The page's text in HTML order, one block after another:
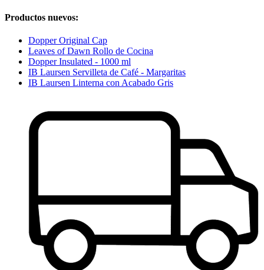
Productos nuevos:
Dopper Original Cap
Leaves of Dawn Rollo de Cocina
Dopper Insulated - 1000 ml
IB Laursen Servilleta de Café - Margaritas
IB Laursen Linterna con Acabado Gris